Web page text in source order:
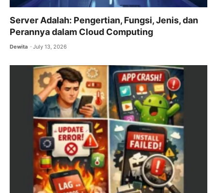
Server Adalah: Pengertian, Fungsi, Jenis, dan
Perannya dalam Cloud Computing
Dewita July 13, 2026